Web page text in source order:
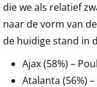
die we als relatief
naar de vorm van
de huidige stand in
Ajax (58%) –
Atalanta (56%)